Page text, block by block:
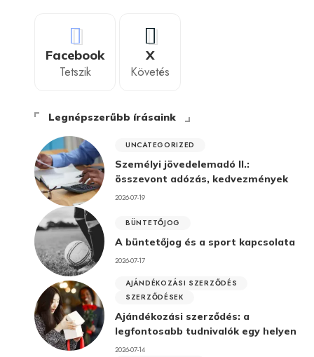
Facebook
Tetszik
X
Követés
Legnépszerűbb írásaink
UNCATEGORIZED
Személyi jövedelemadó II.:
összevont adózás, kedvezmények
2026-07-19
BÜNTETŐJOG
A büntetőjog és a sport kapcsolata
2026-07-17
AJÁNDÉKOZÁSI SZERZŐDÉS
SZERZŐDÉSEK
Ajándékozási szerződés: a
legfontosabb tudnivalók egy helyen
2026-07-14